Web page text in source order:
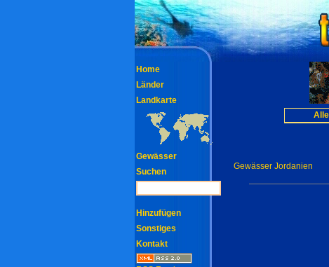
Gewässer Jordanien
Home
Länder
Landkarte
Gewässer
Suchen
Hinzufügen
Sonstiges
Kontakt